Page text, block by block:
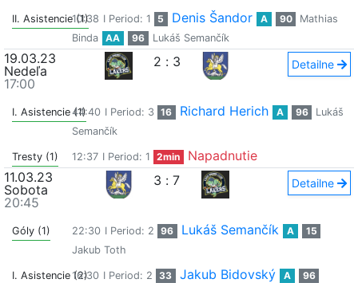
II. Asistencie (1)
10:38 I Period: 1 5 Denis Šandor A 90
Mathias
Binda
AA 96 Lukáš Semančík
19.03.23
Nedeľa
17:00
2 : 3 Detailne
I. Asistencie (1)44:40 I Period: 3 16 Richard Herich A 96
Lukáš
Semančík
Tresty (1) 12:37 I Period: 1 2min
Napadnutie
11.03.23
Sobota
20:45
3 : 7 Detailne
Góly (1) 22:30 I Period: 2 96 Lukáš Semančík A
15
Jakub Toth
I. Asistencie (2)
16:30 I Period: 2 33 Jakub Bidovský A
96